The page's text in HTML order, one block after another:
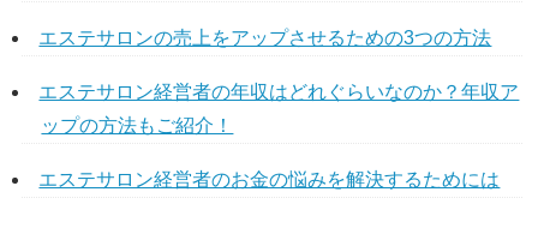
エステサロンの売上をアップさせるための3つの方法
エステサロン経営者の年収はどれぐらいなのか？年収ア
ップの方法もご紹介！
エステサロン経営者のお金の悩みを解決するためには